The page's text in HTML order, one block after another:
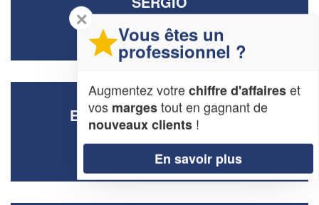
97320 Saint-Laurent-du-Maroni
ENTREPRISE YANG ALBIN
97355 Macouria
✕
Vous êtes un
professionnel ?
Augmentez votrechiffre d'affaireset
vos margestout en gagnant de
nouveaux clients !
En savoir plus